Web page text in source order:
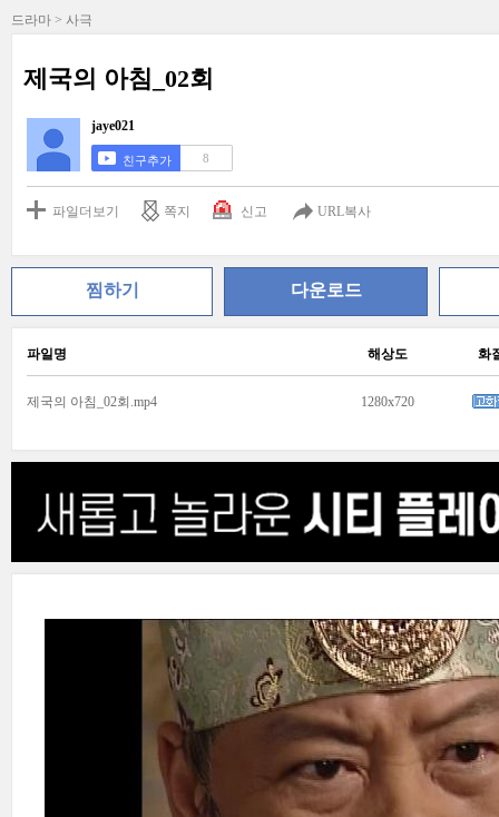
드라마 > 사극
제국의 아침_02회
jaye021
친구추가 8
파일더보기 쪽지 신고 URL복사
찜하기 다운로드
파일명 해상도 화
제국의 아침_02회.mp4 1280x720